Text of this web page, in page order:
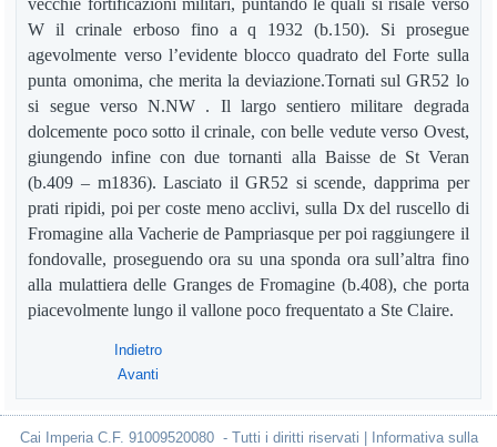
vecchie fortificazioni militari, puntando le quali si risale verso
W il crinale erboso fino a q 1932 (b.150). Si prosegue
agevolmente verso l’evidente blocco quadrato del Forte sulla
punta omonima, che merita la deviazione.Tornati sul GR52 lo
si segue verso N.NW . Il largo sentiero militare degrada
dolcemente poco sotto il crinale, con belle vedute verso Ovest,
giungendo infine con due tornanti alla Baisse de St Veran
(b.409 – m1836). Lasciato il GR52 si scende, dapprima per
prati ripidi, poi per coste meno acclivi, sulla Dx del ruscello di
Fromagine alla Vacherie de Pampriasque per poi raggiungere il
fondovalle, proseguendo ora su una sponda ora sull’altra fino
alla mulattiera delle Granges de Fromagine (b.408), che porta
piacevolmente lungo il vallone poco frequentato a Ste Claire.
Indietro
Avanti
Cai Imperia C.F. 91009520080 - Tutti i diritti riservati | Informativa sulla